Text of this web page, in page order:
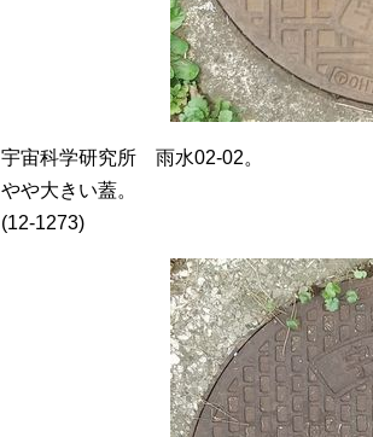
宇宙科学研究所 雨水02-02。
やや大きい蓋。
(12-1273)